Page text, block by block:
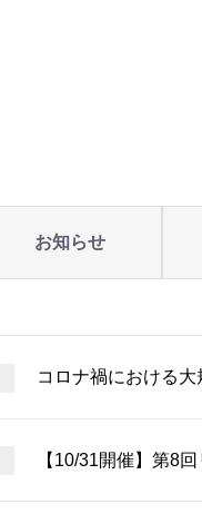
お知らせ
コロナ禍における
【10/31開催】第8